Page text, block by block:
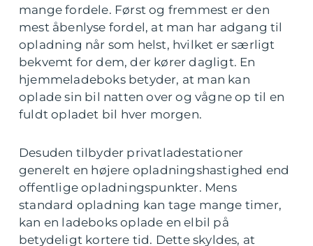
mange fordele. Først og fremmest er den
mest åbenlyse fordel, at man har adgang til
opladning når som helst, hvilket er særligt
bekvemt for dem, der kører dagligt. En
hjemmeladeboks betyder, at man kan
oplade sin bil natten over og vågne op til en
fuldt opladet bil hver morgen.
Desuden tilbyder privatladestationer
generelt en højere opladningshastighed end
offentlige opladningspunkter. Mens
standard opladning kan tage mange timer,
kan en ladeboks oplade en elbil på
betydeligt kortere tid. Dette skyldes, at